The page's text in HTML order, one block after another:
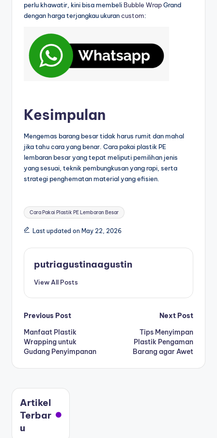
perlu khawatir, kini bisa membeli Bubble WrapGrand
dengan harga terjangkau ukurancustom:
Kesimpulan
Mengemas barang besar tidak harus rumit dan mahal
jika tahu cara yang benar. Cara pakai plastik PE
lembaran besar yang tepat meliputi pemilihan jenis
yang sesuai, teknik pembungkusan yang rapi, serta
strategi penghematan material yang efisien.
Cara Pakai Plastik PE Lembaran Besar
Last updated on May 22, 2026
putriagustinaagustin
View All Posts
Previous Post
Manfaat Plastik
Wrapping untuk
Gudang Penyimpanan
Next Post
Tips Menyimpan
Plastik Pengaman
Barang agar Awet
Artikel
Terbar
u